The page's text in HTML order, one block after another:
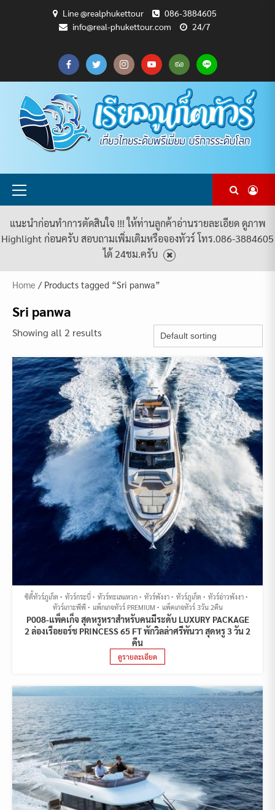
Line @realphukettour
086-3884605
info@real-phukettour.com
24/7
CART
CHECKOUT
MY
ACCOUNT
SAMPLE
PAGE
ทัวร์
ทั้งหมด
บทความ
ท่อง
เที่ยว
ยินดี
ต้อนรับ
สู่
PHUKET
TOUR
เกี่ยว
กับ
เรา
แพ็คเกจ
ทัวร์
ทั้งหมด
Primary
แนะนำก่อนทำการตัดสินใจ !!! ให้ท่านลูกค้าอ่านรายละเอียด ดูภาพ
Highlight ก่อนครับ สอบถามเพิ่มเติมหรือจองทัวร์ โทร.086-3884605
ได้ 24ชม.ครับ
Home / Products tagged “Sri panwa”
Sri panwa
Showing all 2 results
ซิตี้ทัวร์ภูเก็ต ทัวร์กระบี่ ทัวร์ทะเลแหวก ทัวร์พังงา ทัวร์ภูเก็ต
ทัวร์อ่าวพังงา
ทัวร์เกาะพีพี
แพ็กเกจทัวร์ PREMIUM แพ็คเกจทัวร์ 3วัน 2คืน
P008-แพ็คเก็จ สุดหรูหราสำหรับคนมีระดับ LUXURY PACKAGE
2 ล่องเรือยอร์ช PRINCESS 65 FT พักวิลล่าศรีพันวา สุดหรู 3 วัน 2
คืน
ดูรายละเอียด